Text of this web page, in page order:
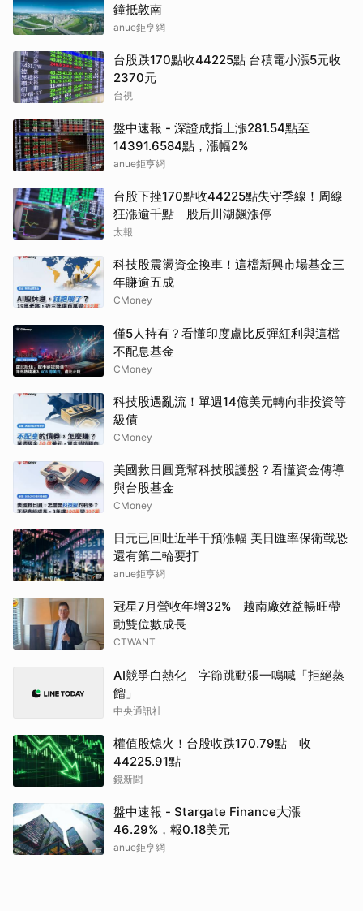
鐘抵敦南
anue鉅亨網
台股跌170點收44225點 台積電小漲5元收
2370元
台視
盤中速報 - 深證成指上漲281.54點至
14391.6584點，漲幅2%
anue鉅亨網
台股下挫170點收44225點失守季線！周線
狂漲逾千點 股后川湖飆漲停
太報
科技股震盪資金換車！這檔新興市場基金三
年賺逾五成
CMoney
僅5人持有？看懂印度盧比反彈紅利與這檔
不配息基金
CMoney
科技股遇亂流！單週14億美元轉向非投資等
級債
CMoney
美國救日圓竟幫科技股護盤？看懂資金傳導
與台股基金
CMoney
日元已回吐近半干預漲幅 美日匯率保衛戰恐
還有第二輪要打
anue鉅亨網
冠星7月營收年增32% 越南廠效益暢旺帶
動雙位數成長
CTWANT
AI競爭白熱化 字節跳動張一鳴喊「拒絕蒸
餾」
中央通訊社
權值股熄火！台股收跌170.79點 收
44225.91點
鏡新聞
盤中速報 - Stargate Finance大漲
46.29%，報0.18美元
anue鉅亨網